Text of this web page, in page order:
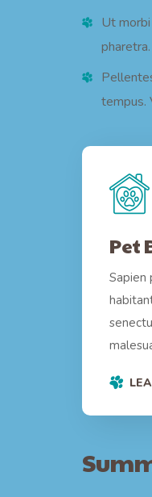
Ut
tempus.
Pet
Sapien